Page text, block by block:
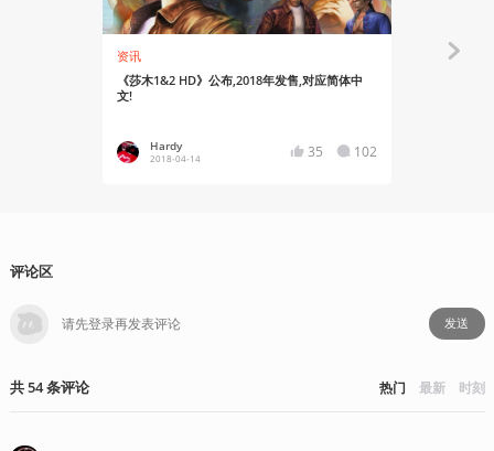
资讯
《莎木1&2 HD》公布,2018年发售,对应简体中
文!
Hardy
2018-04-14 35 102
评论区
发送
共54条评论 热门 最新 时刻